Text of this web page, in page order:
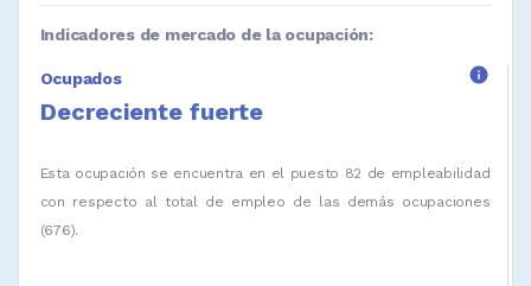
Indicadores de mercado de la ocupación:
Ocupados info
Decreciente fuerte
Esta ocupación se encuentra en el puesto 82 de empleabilidad
con respecto al total de empleo de las demás ocupaciones
(676).